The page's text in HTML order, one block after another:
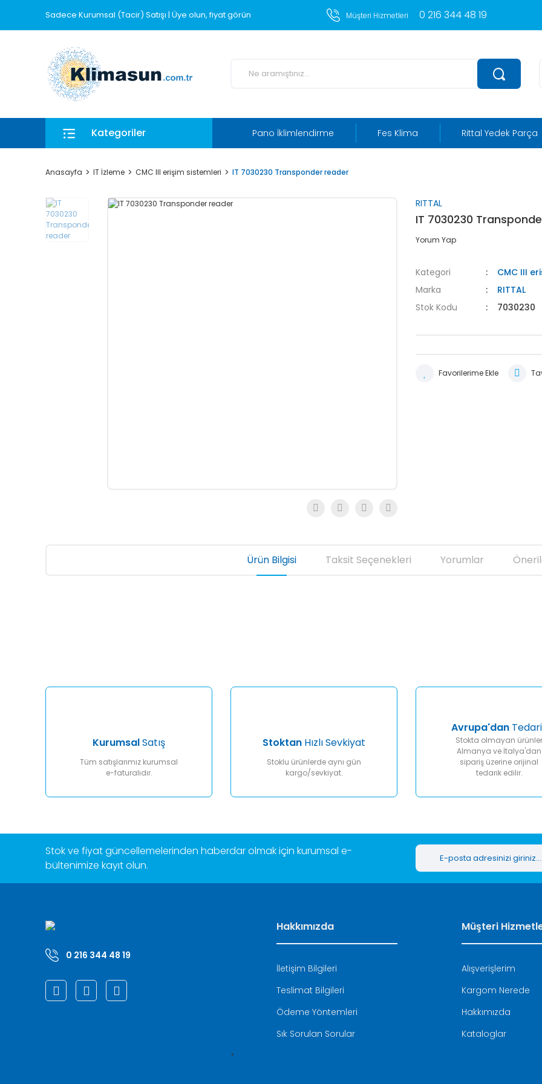
Sadece Kurumsal (Tacir) Satışı | Üye olun, fiyat görün Müşteri Hizmetleri 0 216 344 48 19
Kategoriler Pano İklimlendirme Fes Klima Rittal Yedek Parça
Anasayfa IT İzleme CMC III erişim sistemleri IT 7030230 Transponder reader
RITTAL
IT 7030230
Yorum Yap
Kategori
CMC III
Marka
RITTAL
Stok Kodu
7030230
Ürün Bilgisi Taksit Seçenekleri Yorumlar
Ürün bilgilerinde hatalar bulunuyor.
Gönder
KurumsalSatış
Tüm satışlarımız kurumsal
e-faturalıdır.
Stoktan Hızlı Sevkiyat
Stoklu ürünlerde aynı gün
kargo/sevkiyat.
Avrupa'dan
Stokta olmayan ürünler
Almanya ve İtalya'dan
sipariş üzerine orijinal
tedarik edilir.
Stok ve fiyat güncellemelerinden haberdar olmak için kurumsal e-
bültenimize kayıt olun.
0 216 344 48 19
Hakkımızda
İletişim Bilgileri
Teslimat Bilgileri
Ödeme Yöntemleri
Sık Sorulan Sorular
Müşteri
Alışverişlerim
Kargom Nerede
Hakkımızda
Kataloglar
>